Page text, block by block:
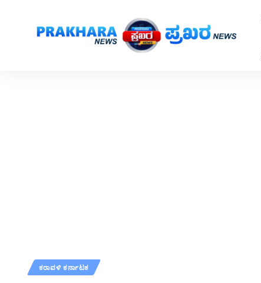
ಕರಾವಳಿ ಕರ್ನಾಟಕ